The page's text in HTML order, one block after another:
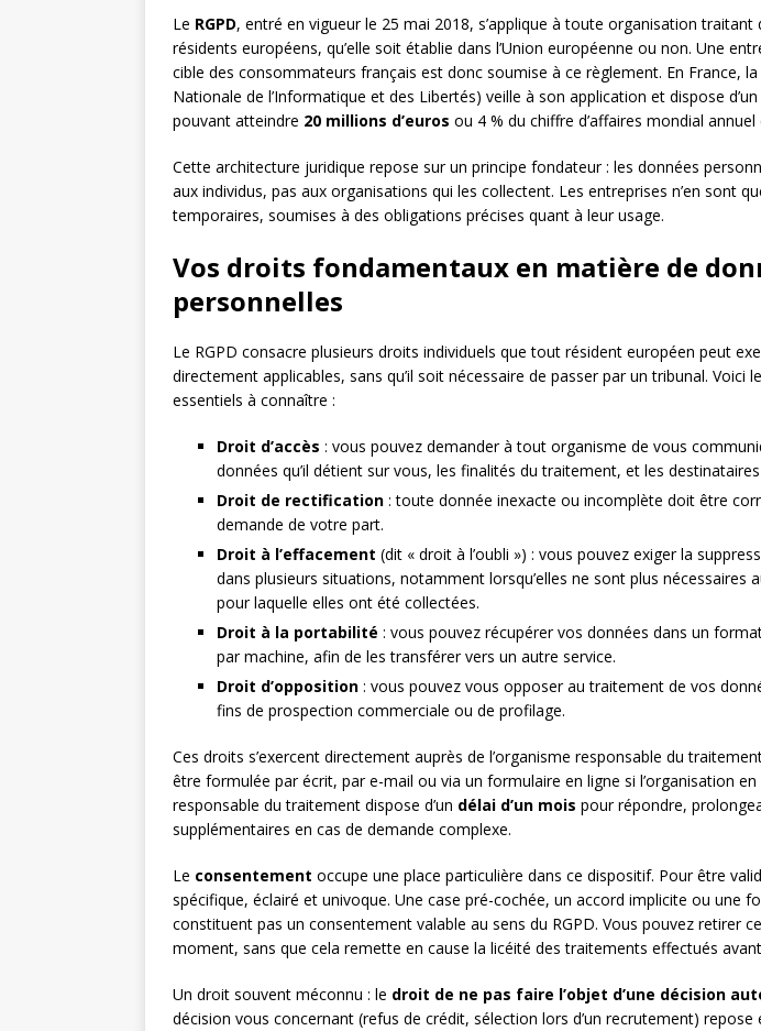
Le RGPD, entré en vigueur le 25 mai 2018, s’applique à toute organisation traitant
résidents européens, qu’elle soit établie dans l’Union européenne ou non. Une
cible des consommateurs français est donc soumise à ce règlement. En France, la
Nationale de l’Informatique et des Libertés) veille à son application et dispose
pouvant atteindre 20 millions d’euros ou 4 % du chiffre d’affaires mondial annuel
Cette architecture juridique repose sur un principe fondateur : les données
aux individus, pas aux organisations qui les collectent. Les entreprises n’en sont
temporaires, soumises à des obligations précises quant à leur usage.
Vos droits fondamentaux en matière de
personnelles
Le RGPD consacre plusieurs droits individuels que tout résident européen peut
directement applicables, sans qu’il soit nécessaire de passer par un tribunal. Voici
essentiels à connaître :
Droit d’accès : vous pouvez demander à tout organisme de vous
données qu’il détient sur vous, les finalités du traitement, et les
Droit de rectification : toute donnée inexacte ou incomplète doit être
demande de votre part.
Droit à l’effacement (dit « droit à l’oubli ») : vous pouvez exiger la
dans plusieurs situations, notamment lorsqu’elles ne sont plus nécessaires
pour laquelle elles ont été collectées.
Droit à la portabilité : vous pouvez récupérer vos données dans un
par machine, afin de les transférer vers un autre service.
Droit d’opposition : vous pouvez vous opposer au traitement de vos
fins de prospection commerciale ou de profilage.
Ces droits s’exercent directement auprès de l’organisme responsable du
être formulée par écrit, par e-mail ou via un formulaire en ligne si l’organisation
responsable du traitement dispose d’un délai d’un mois pour répondre,
supplémentaires en cas de demande complexe.
Le consentement occupe une place particulière dans ce dispositif. Pour être
spécifique, éclairé et univoque. Une case pré-cochée, un accord implicite ou une
constituent pas un consentement valable au sens du RGPD. Vous pouvez retirer
moment, sans que cela remette en cause la licéité des traitements effectués
Un droit souvent méconnu : le droit de ne pas faire l’objet d’une décision
décision vous concernant (refus de crédit, sélection lors d’un recrutement) repose